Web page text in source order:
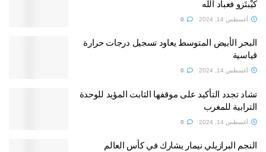
كيْبتَزو فعباد الله
أغسطس 14, 2024
البحر الأبيض المتوسط يعاود تسجيل درجات حرارة
قياسية
أغسطس 14, 2024
تشاد تجدد التأكيد على موقفها الثابت المؤيد للوحدة
الترابية للمغرب
أغسطس 14, 2024
النجم البرازيلي نيمار يشارك في كأس العالم